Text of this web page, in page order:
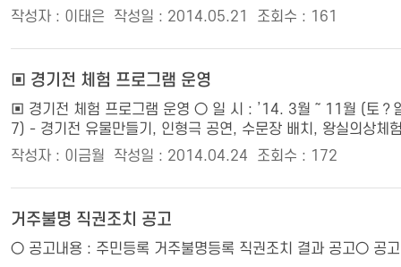
작성자 : 이태은 작성일 : 2014.05.21 조회수 : 161
▣ 경기전 체험 프로그램 운영
▣ 경기전 체험 프로그램 운영 ○ 일 시 : ’14. 3월 ～ 11월 (토
7) - 경기전 유물만들기, 인형극 공연, 수문장 배치, 왕실의
작성자 : 이금월
작성일 : 2014.04.24 조회수 : 172
거주불명 직권조치 공고
○ 공고내용 : 주민등록 거주불명등록 직권조치 결과 공고○